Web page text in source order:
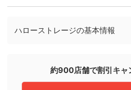
ハローストレージの基本情報
約900店舗で割引キャ